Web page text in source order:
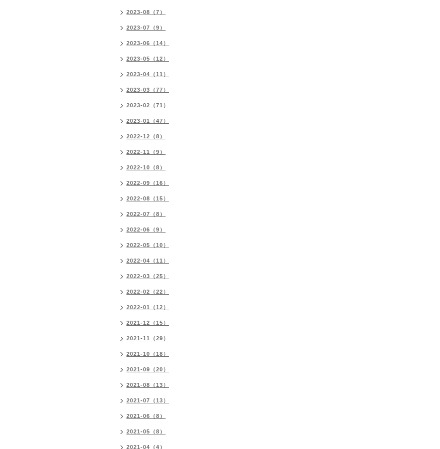
2023-08（7）
2023-07（9）
2023-06（14）
2023-05（12）
2023-04（11）
2023-03（77）
2023-02（71）
2023-01（47）
2022-12（8）
2022-11（9）
2022-10（8）
2022-09（16）
2022-08（15）
2022-07（8）
2022-06（9）
2022-05（10）
2022-04（11）
2022-03（25）
2022-02（22）
2022-01（12）
2021-12（15）
2021-11（29）
2021-10（18）
2021-09（20）
2021-08（13）
2021-07（13）
2021-06（8）
2021-05（8）
2021-04（4）